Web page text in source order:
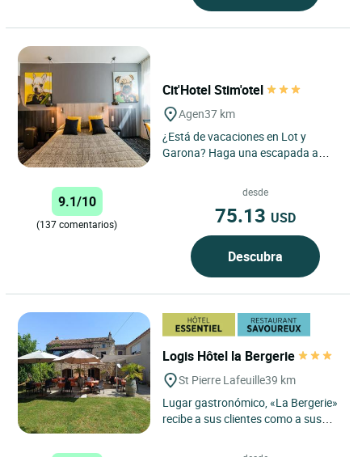
Cit'Hotel Stim'otel
Agen37 km
¿Está de vacaciones en Lot y
Garona? Haga una escapada a
9.1/10
(137 comentarios)
desde
75.13 USD
Descubra
Logis Hôtel la Bergerie
St Pierre Lafeuille39 km
Lugar gastronómico, «La Bergerie»
recibe a sus clientes como a sus